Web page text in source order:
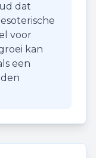
dat
voor
kan
een